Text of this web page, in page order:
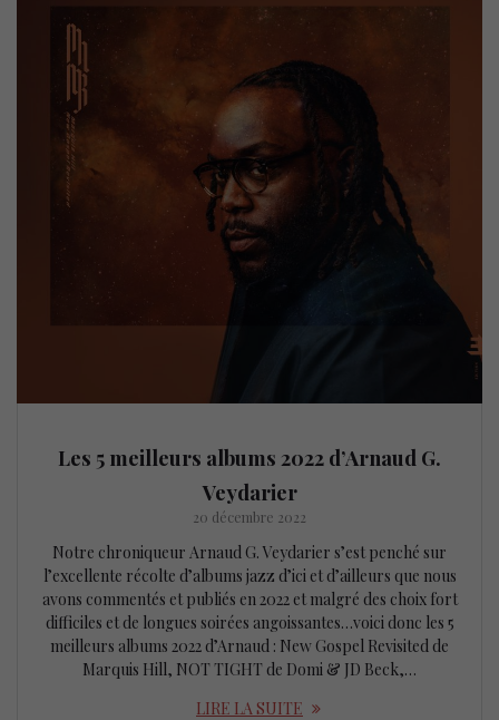
Les 5 meilleurs albums 2022 d’Arnaud G.
Veydarier
20 décembre 2022
Notre chroniqueur Arnaud G. Veydarier s’est penché sur
l’excellente récolte d’albums jazz d’ici et d’ailleurs que nous
avons commentés et publiés en 2022 et malgré des choix fort
difficiles et de longues soirées angoissantes…voici donc les 5
meilleurs albums 2022 d’Arnaud : New Gospel Revisited de
Marquis Hill, NOT TIGHT de Domi & JD Beck,…
LIRE LA SUITE